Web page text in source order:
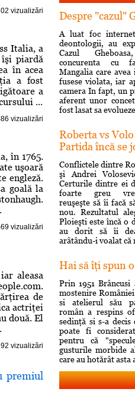
vizualizări
Italia, a
piardă
în acea
a fost
a
...
vizualizări
în 1765.
uşoară
engleză.
goală la
vizualizări
aleasa
de
actriţei
două. El
92 vizualizări
premiul
Despre "cazul"
A luat foc
deontologii, au
Cazul
concurenta cu
Mangalia care
fusese violata, iar
camera In fapt, un
aferent unor
fost lasat sa
Roberta vs
Partida încă se
Conflictele dintre
şi Andrei
Certurile dintre ei
foarte greu
reuşeşte să îi facă
nou. Rezultatul
Ploieşti este încă o
au dorit să îi
arâtându-i voalat că
Hai să îţi spun
Prin 1951
mostenire
si atelierul său
român a respins
sedinţă si s-a decis
poate fi
pentru că
gusturile morbide
care au hotărât asta